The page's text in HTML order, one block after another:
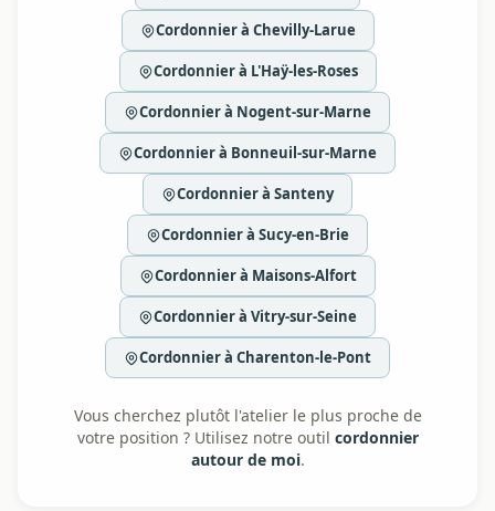
Cordonnier à Chevilly-Larue
Cordonnier à L'Haÿ-les-Roses
Cordonnier à Nogent-sur-Marne
Cordonnier à Bonneuil-sur-Marne
Cordonnier à Santeny
Cordonnier à Sucy-en-Brie
Cordonnier à Maisons-Alfort
Cordonnier à Vitry-sur-Seine
Cordonnier à Charenton-le-Pont
Vous cherchez plutôt l'atelier le plus proche de
votre position ? Utilisez notre outil cordonnier
autour de moi.